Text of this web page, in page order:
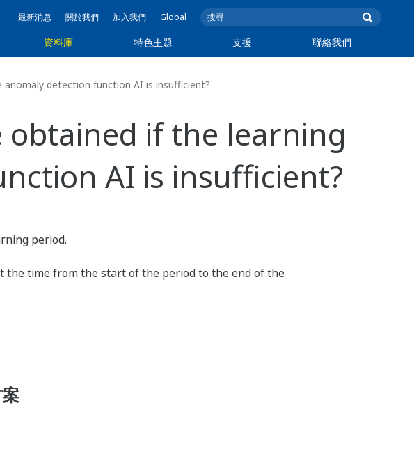
最新消息 關於我們 加入我們 Global
資料庫 特色主題 支援 聯絡我們
detection function AI is insufficient?
obtained if the learning
AI is insufficient?
period.
the time from the start of the period to the end of the